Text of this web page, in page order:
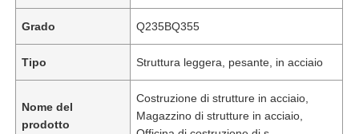
Grado Q235BQ355
Tipo Struttura leggera, pesante, in acciaio
Nome del
prodotto
Costruzione di strutture in acciaio,
Magazzino di strutture in acciaio,